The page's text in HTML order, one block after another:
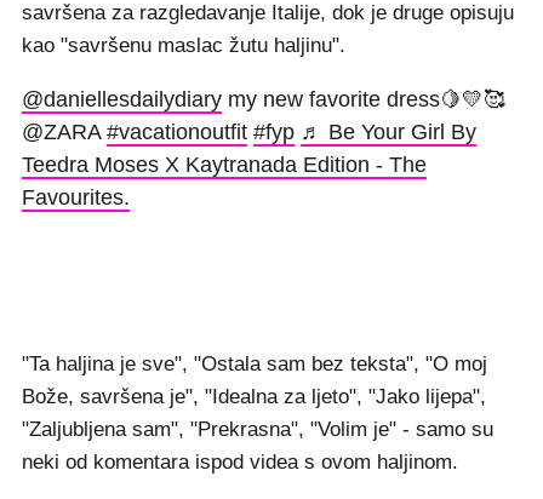
savršena za razgledavanje Italije, dok je druge opisuju
kao "savršenu maslac žutu haljinu".
@daniellesdailydiary my new favorite dress🍋💛🥰
@ZARA #vacationoutfit #fyp ♬ Be Your Girl By
Teedra Moses X Kaytranada Edition - The
Favourites.
"Ta haljina je sve", "Ostala sam bez teksta", "O moj
Bože, savršena je", "Idealna za ljeto", "Jako lijepa",
"Zaljubljena sam", "Prekrasna", "Volim je" - samo su
neki od komentara ispod videa s ovom haljinom.